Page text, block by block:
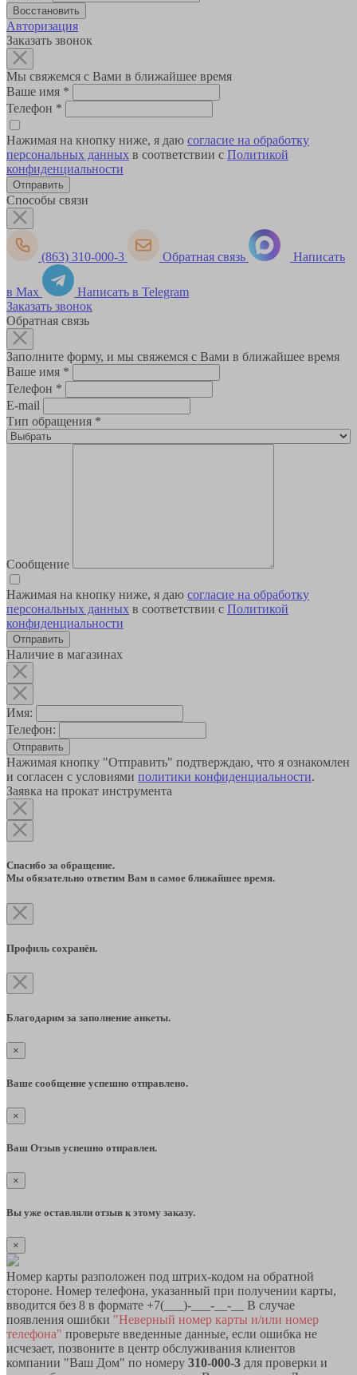
Авторизация
Заказать звонок
Мы свяжемся с Вами в ближайшее время
Ваше имя *
Телефон *
Нажимая на кнопку ниже, я даю согласие на обработку
персональных данных в соответствии с Политикой
конфиденциальности
Способы связи
(863) 310-000-3 Обратная связь Написать
в Max
Написать в Telegram
Заказать звонок
Обратная связь
Заполните форму, и мы свяжемся с Вами в ближайшее время
Ваше имя *
Телефон *
E-mail
Тип обращения *
Сообщение
Нажимая на кнопку ниже, я даю согласие на обработку
персональных данных в соответствии с Политикой
конфиденциальности
Наличие в магазинах
Имя:
Телефон:
Отправить
Нажимая кнопку "Отправить" подтверждаю, что я ознакомлен
и согласен с условиями политики конфиденциальности.
Заявка на прокат инструмента
Спасибо за обращение.
Мы обязательно ответим Вам в самое ближайшее время.
Профиль сохранён.
Благодарим за заполнение анкеты.
×
Ваше сообщение успешно отправлено.
×
Ваш Отзыв успешно отправлен.
×
Вы уже оставляли отзыв к этому заказу.
×
Номер карты разположен под штрих-кодом на обратной
стороне. Номер телефона, указанный при получении карты,
вводится без 8 в формате +7(___)-___-__-__ В случае
появления ошибки "Неверный номер карты и/или номер
телефона" проверьте введенные данные, если ошибка не
исчезает, позвоните в центр обслуживания клиентов
компании "Ваш Дом" по номеру 310-000-3 для проверки и